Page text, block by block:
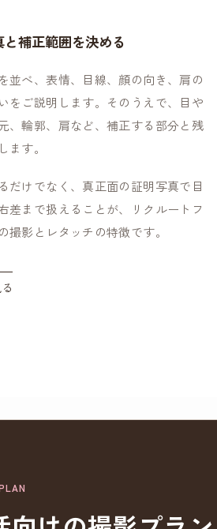
補正範囲を決める
並べ、表情、目線、顔の向き、肩の
をご説明します。そのうえで、目や
、輪郭、肩など、補正する部分と残
ます。
だけでなく、真正面の証明写真で目
差まで扱えることが、リクルートフ
撮影とレタッチの特徴です。